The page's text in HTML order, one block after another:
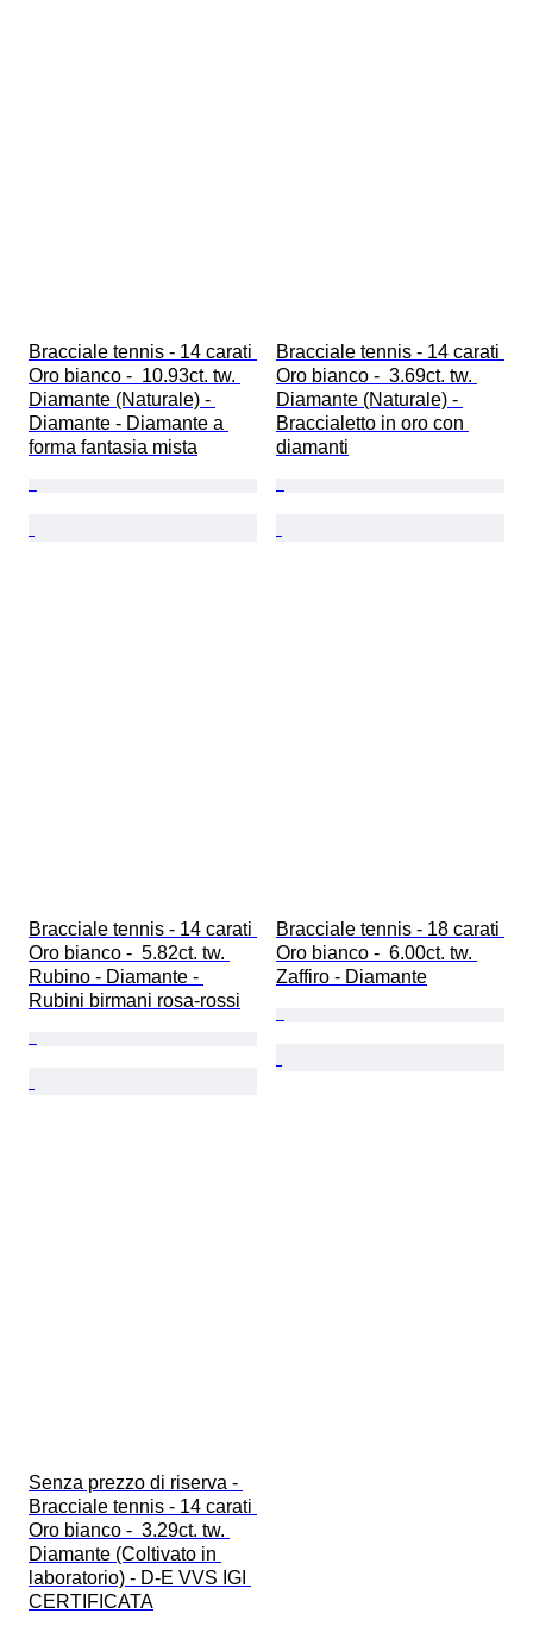
Bracciale tennis - 14 carati
Oro bianco -  10.93ct. tw.
Diamante (Naturale) -
Diamante - Diamante a
forma fantasia mista
Bracciale tennis - 14 carati
Oro bianco -  3.69ct. tw.
Diamante (Naturale) -
Braccialetto in oro con
diamanti
Bracciale tennis - 14 carati
Oro bianco -  5.82ct. tw.
Rubino - Diamante -
Rubini birmani rosa-rossi
Bracciale tennis - 18 carati
Oro bianco -  6.00ct. tw.
Zaffiro - Diamante
Senza prezzo di riserva -
Bracciale tennis - 14 carati
Oro bianco -  3.29ct. tw.
Diamante (Coltivato in
laboratorio) - D-E VVS IGI
CERTIFICATA